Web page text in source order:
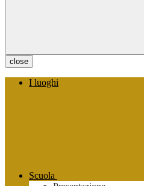
close
I luoghi
Scuola